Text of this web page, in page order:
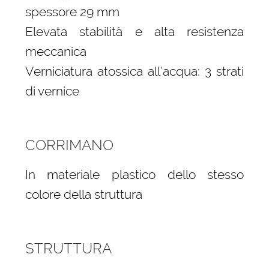
spessore 29 mm
Elevata stabilità e alta resistenza
meccanica
Verniciatura atossica all’acqua: 3 strati
di vernice
CORRIMANO
In materiale plastico dello stesso
colore della struttura
STRUTTURA